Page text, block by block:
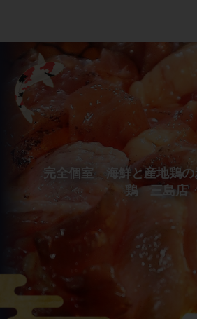
完全個室 海鮮と産地鶏
鶏 三島店